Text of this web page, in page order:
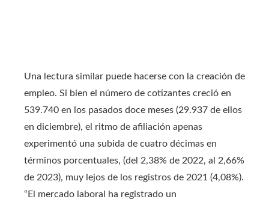
Una lectura similar puede hacerse con la creación de
empleo. Si bien el número de cotizantes creció en
539.740 en los pasados doce meses (29.937 de ellos
en diciembre), el ritmo de afiliación apenas
experimentó una subida de cuatro décimas en
términos porcentuales, (del 2,38% de 2022, al 2,66%
de 2023), muy lejos de los registros de 2021 (4,08%).
“El mercado laboral ha registrado un